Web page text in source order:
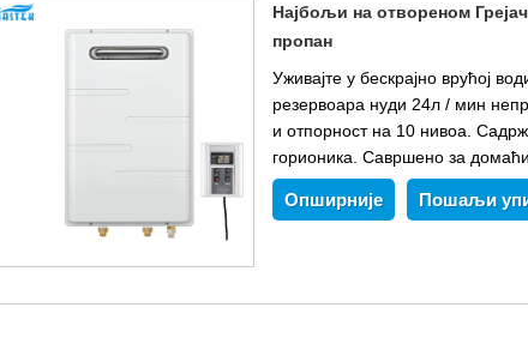
Најбољи на отвореном
пропан
Уживајте у бескрајно врућој
резервоара нуди 24л / мин
и отпорност на 10 нивоа.
горионика. Савршено за
Опширније Пошаљи